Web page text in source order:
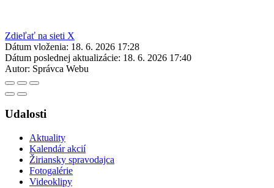
Zdieľať na sieti X
Dátum vloženia: 18. 6. 2026 17:28
Dátum poslednej aktualizácie: 18. 6. 2026 17:40
Autor: Správca Webu
Udalosti
Aktuality
Kalendár akcií
Žiriansky spravodajca
Fotogalérie
Videoklipy